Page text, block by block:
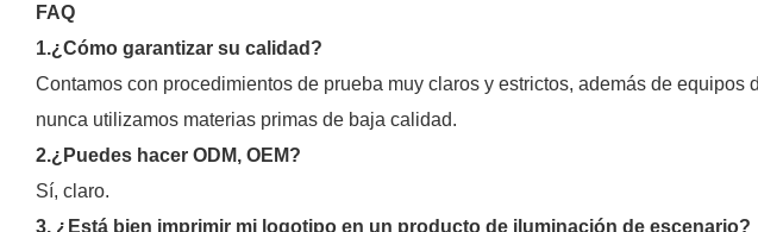
FAQ
1.¿Cómo garantizar su calidad?
Contamos con procedimientos de prueba muy claros y estrictos, además de
nunca utilizamos materias primas de baja calidad.
2.¿Puedes hacer ODM, OEM?
Sí, claro.
3. ¿Está bien imprimir mi logotipo en un producto de iluminación de escenario?